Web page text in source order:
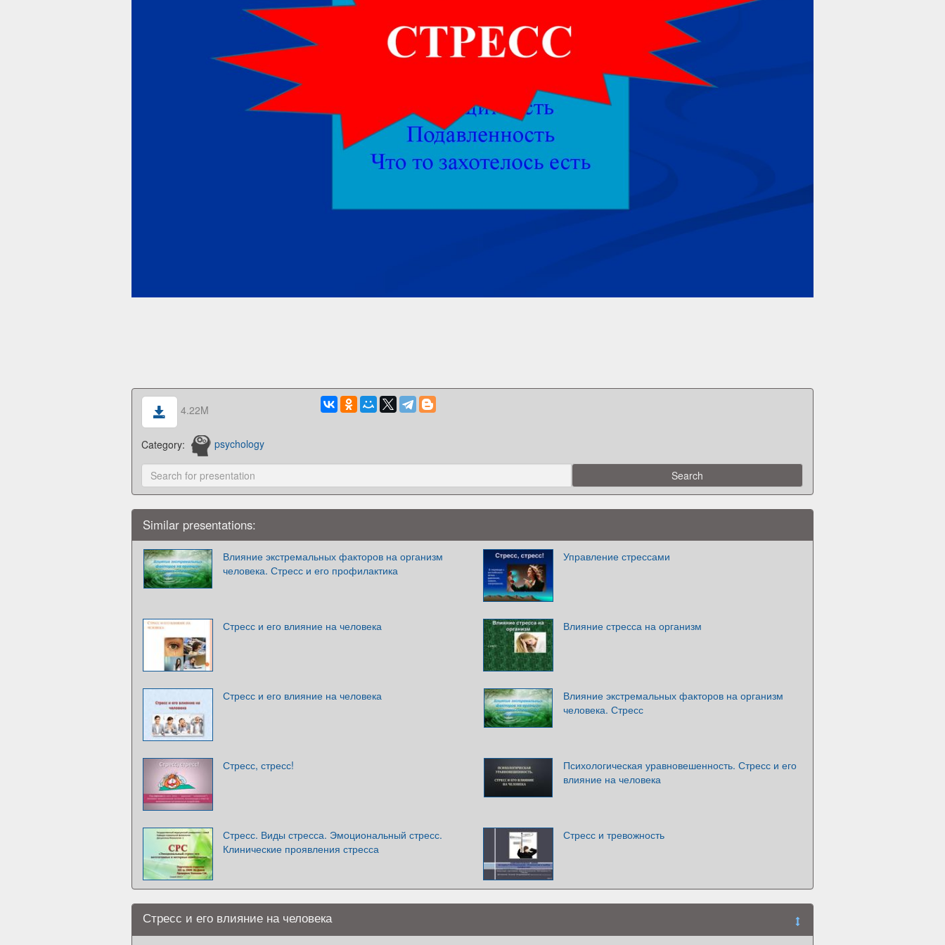
4.22M
Category: psychology
Similar presentations:
Влияние экстремальных факторов на организм
человека. Стресс и его профилактика
Управление стрессами
Стресс и его влияние на человека Влияние стресса на организм
Стресс и его влияние на человека
Влияние экстремальных факторов на организм
человека. Стресс
Стресс, стресс!
Психологическая уравновешенность. Стресс и его
влияние на человека
Стресс. Виды стресса. Эмоциональный стресс.
Клинические проявления стресса
Стресс и тревожность
Стресс и его влияние на человека